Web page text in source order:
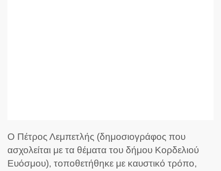
O Πέτρος Λεμπετλής (δημοσιογράφος που
ασχολείται με τα θέματα του δήμου Κορδελιού
Ευόσμου), τοποθετήθηκε με καυστικό τρόπο,